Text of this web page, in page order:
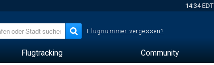
14:34 EDT
Flugnummer vergessen?
Flugtracking Community